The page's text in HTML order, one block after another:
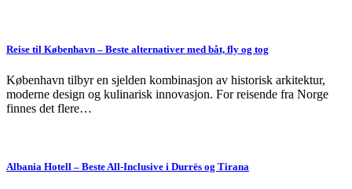
Reise til København – Beste alternativer med båt, fly og tog
København tilbyr en sjelden kombinasjon av historisk arkitektur,
moderne design og kulinarisk innovasjon. For reisende fra Norge
finnes det flere…
Albania Hotell – Beste All-Inclusive i Durrës og Tirana